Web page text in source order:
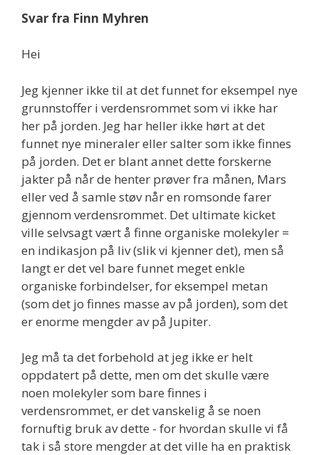
Svar fra Finn Myhren
Hei
Jeg kjenner ikke til at det funnet for eksempel nye
grunnstoffer i verdensrommet som vi ikke har
her på jorden. Jeg har heller ikke hørt at det
funnet nye mineraler eller salter som ikke finnes
på jorden. Det er blant annet dette forskerne
jakter på når de henter prøver fra månen, Mars
eller ved å samle støv når en romsonde farer
gjennom verdensrommet. Det ultimate kicket
ville selvsagt vært å finne organiske molekyler =
en indikasjon på liv (slik vi kjenner det), men så
langt er det vel bare funnet meget enkle
organiske forbindelser, for eksempel metan
(som det jo finnes masse av på jorden), som det
er enorme mengder av på Jupiter.
Jeg må ta det forbehold at jeg ikke er helt
oppdatert på dette, men om det skulle være
noen molekyler som bare finnes i
verdensrommet, er det vanskelig å se noen
fornuftig bruk av dette - for hvordan skulle vi få
tak i så store mengder at det ville ha en praktisk